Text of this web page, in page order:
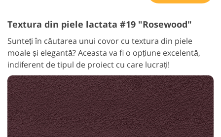
Textura din piele lactata #19 "Rosewood"
Sunteți în căutarea unui covor cu textura din piele
moale și elegantă? Aceasta va fi o opțiune excelentă,
indiferent de tipul de proiect cu care lucrați!